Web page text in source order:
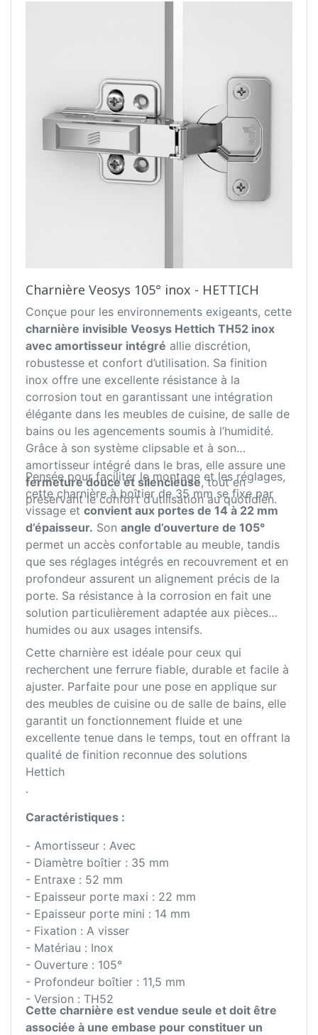
Charnière Veosys 105° inox - HETTICH
Conçue pour les environnements exigeants, cette
charnière invisible Veosys Hettich TH52 inox
avec amortisseur intégré allie discrétion,
robustesse et confort d’utilisation. Sa finition
inox offre une excellente résistance à la
corrosion tout en garantissant une intégration
élégante dans les meubles de cuisine, de salle de
bains ou les agencements soumis à l’humidité.
Grâce à son système clipsable et à son
amortisseur intégré dans le bras, elle assure une
fermeture douce et silencieuse, tout en
préservant le confort d’utilisation au quotidien.
Pensée pour faciliter le montage et les réglages,
cette charnière à boîtier de 35 mm se fixe par
vissage et convient aux portes de 14 à 22 mm
d’épaisseur. Son angle d’ouverture de 105°
permet un accès confortable au meuble, tandis
que ses réglages intégrés en recouvrement et en
profondeur assurent un alignement précis de la
porte. Sa résistance à la corrosion en fait une
solution particulièrement adaptée aux pièces
humides ou aux usages intensifs.
Cette charnière est idéale pour ceux qui
recherchent une ferrure fiable, durable et facile à
ajuster. Parfaite pour une pose en applique sur
des meubles de cuisine ou de salle de bains, elle
garantit un fonctionnement fluide et une
excellente tenue dans le temps, tout en offrant la
qualité de finition reconnue des solutions
Hettich
.
Caractéristiques :
- Amortisseur : Avec
- Diamètre boîtier : 35 mm
- Entraxe : 52 mm
- Epaisseur porte maxi : 22 mm
- Epaisseur porte mini : 14 mm
- Fixation : A visser
- Matériau : Inox
- Ouverture : 105°
- Profondeur boîtier : 11,5 mm
- Version : TH52
Cette charnière est vendue seule et doit être
associée à une embase pour constituer un